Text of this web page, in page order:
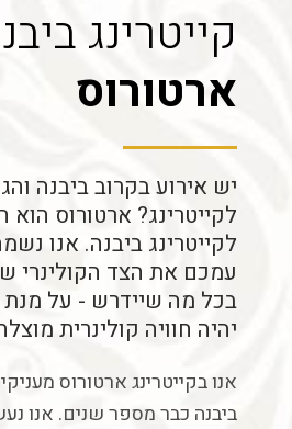
קייטרינג
ארטורוס
יש אירוע בקרוב ביבנה
לקייטרינג? ארטורוס הוא
לקייטרינג ביבנה. אנו
עמכם את הצד הקולינרי
בכל מה שיידרש - על
יהיה חוויה קולינרית
אנו בקייטרינג ארטורוס
ביבנה כבר מספר שנים. אנו